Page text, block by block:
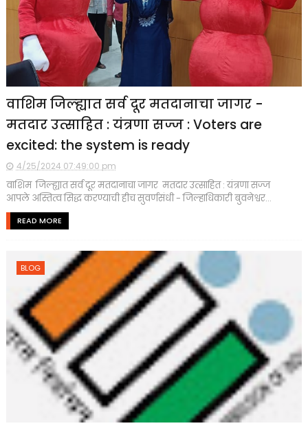
वाशिम जिल्ह्यात सर्व दूर मतदानाचा जागर -
मतदार उत्साहित : यंत्रणा सज्ज : Voters are
excited: the system is ready
4/25/2024 07:49:00 pm
वाशिम जिल्ह्यात सर्व दूर मतदानाचा जागर मतदार उत्साहित : यंत्रणा सज्ज
आपले अस्तित्व सिद्ध करण्याची हीच सुवर्णसंधी - जिल्हाधिकारी बुवनेश्वर...
READ MORE
BLOG